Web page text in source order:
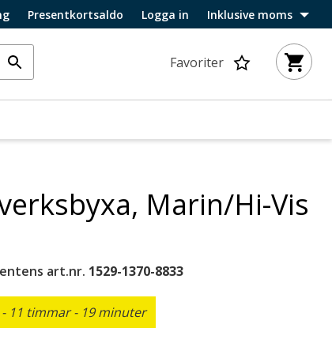
Presentkortsaldo Logga in Inklusive moms
Favoriter
Marin/Hi-Vis
art.nr. 1529-1370-8833
11 timmar - 19 minuter